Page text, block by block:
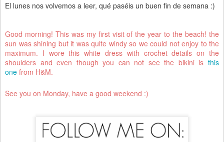
El lunes nos volvemos a leer, qué paséis un buen fin de semana :)
Good morning! This was my first visit of the year to the beach! the
sun was shining but it was quite windy so we could not enjoy to the
maximum. I wore this white dress with crochet details on the
shoulders and even though you can not see the bikini is this
one from H&M.
See you on Monday, have a good weekend :)